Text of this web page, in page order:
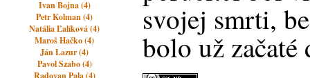
Ivan Bojna (4)
Petr Kolman (4)
Natália Ľalíková (4)
Maroš Hačko (4)
Ján Lazur (4)
Pavol Szabo (4)
Radovan Pala (4)
svojej smrti,
bolo už začaté